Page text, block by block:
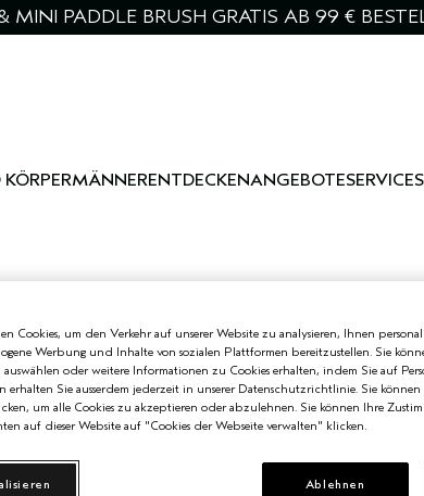
PADDLE BRUSH GRATIS AB 99 €
MÄNNERENTDECKENANGEBOTESERVICES
Cookies, um den Verkehr auf unserer Website zu analysieren, Ihnen
Werbung und Inhalte von sozialen Plattformen bereitzustellen. Sie
auswählen oder weitere Informationen zu Cookies erhalten, indem Sie auf
erhalten Sie ausserdem jederzeit in unserer Datenschutzrichtlinie. Sie
um alle Cookies zu akzeptieren oder abzulehnen. Sie können Ihre
auf dieser Website auf "Cookies der Webseite verwalten" klicken.
Ablehnen